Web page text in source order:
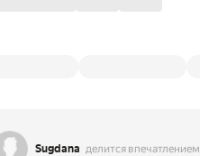
Sugdana делится впечатлением